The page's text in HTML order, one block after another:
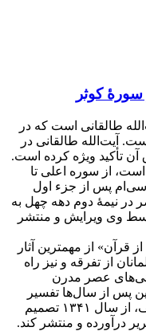
کوثر
طالقانی است که در
آیت‌الله طالقانی در
تأکید ویژه کرده است.
از سوره اعلی تا
سی‌ام پس از جزء اول
نیمۀ دوم دهه چهل به
وی ویرایش و منتشر
قرآن» از مهمترین آثار
از تفرقه و نیز راه
عصر مدرن
پس از سال‌ها تفسیر
شفاهی قرآن بر منبر و در جلسات مختلف، از سال ۱۳۴۱ تصمیم
درآورده و منتشر کند.